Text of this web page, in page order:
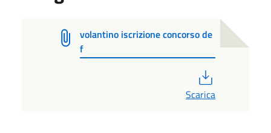
volantino iscrizione concorso de
f
Scarica